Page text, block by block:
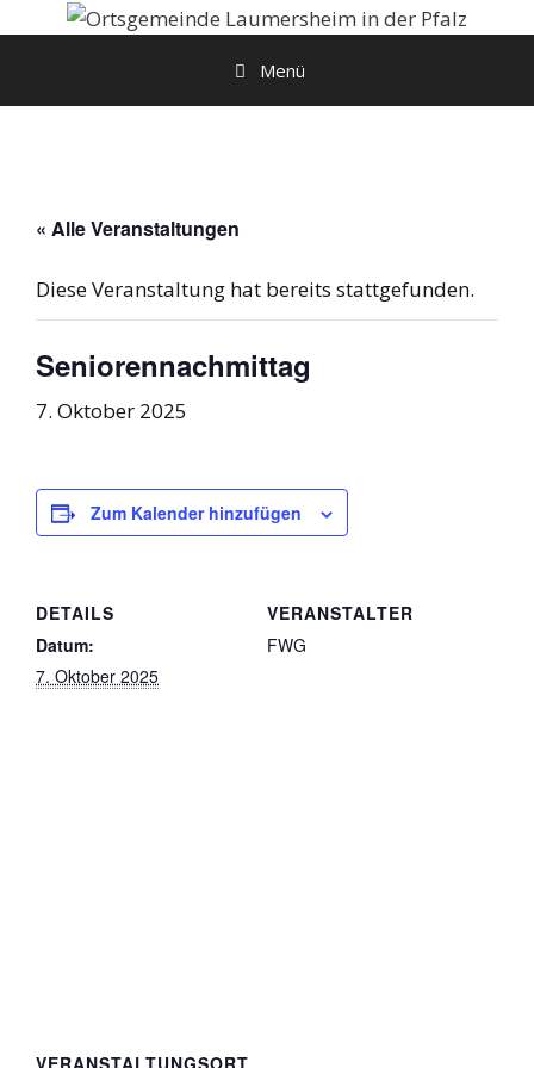
Menü
« Alle Veranstaltungen
Diese Veranstaltung hat bereits stattgefunden.
Seniorennachmittag
7. Oktober 2025
Zum Kalender hinzufügen
DETAILS
Datum:
7. Oktober 2025
VERANSTALTER
FWG
VERANSTALTUNGSORT